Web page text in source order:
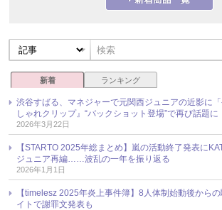
新着 ランキング
渋谷すばる、マネジャーで元関西ジュニアの近影に
しゃれクリップ』“バックショット登場”で再び話題に
2026年3月22日
【STARTO 2025年総まとめ】嵐の活動終了発表に
ジュニア再編……波乱の一年を振り返る
2026年1月1日
【timelesz 2025年炎上事件簿】8人体制始動後から
イトで謝罪文発表も